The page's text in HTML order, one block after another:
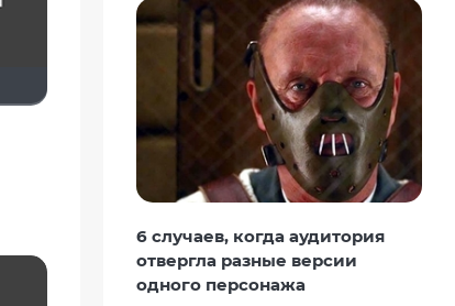
6 случаев, когда аудитория
отвергла разные версии
одного персонажа